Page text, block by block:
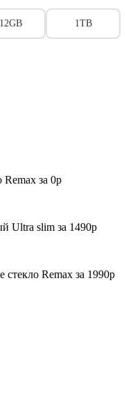
1TB
Remax за 0р
Ultra slim за 1490р
Remax за 1990р